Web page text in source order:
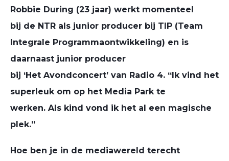
Robbie During (23 jaar) werkt momenteel
bij de NTR als junior producer bij TIP (Team
Integrale Programmaontwikkeling) en is
daarnaast junior producer
bij ‘Het Avondconcert’ van Radio 4. “Ik vind het
superleuk om op het Media Park te
werken. Als kind vond ik het al een magische
plek.”
Hoe ben je in de mediawereld terecht